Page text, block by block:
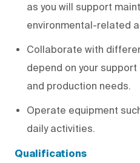
as you will support
environmental-related
Collaborate with
depend on your
and production needs.
Operate equipment
daily activities.
Qualifications